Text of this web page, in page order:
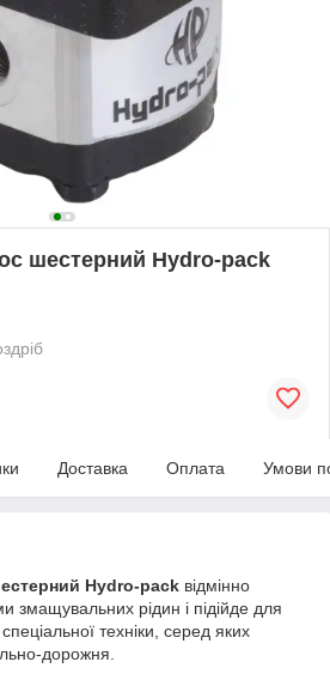
шестерний Hydro-pack
Доставка Оплата Умови
Hydro-pack відмінно
змащувальних рідин і підійде для
техніки, серед яких
дорожня.